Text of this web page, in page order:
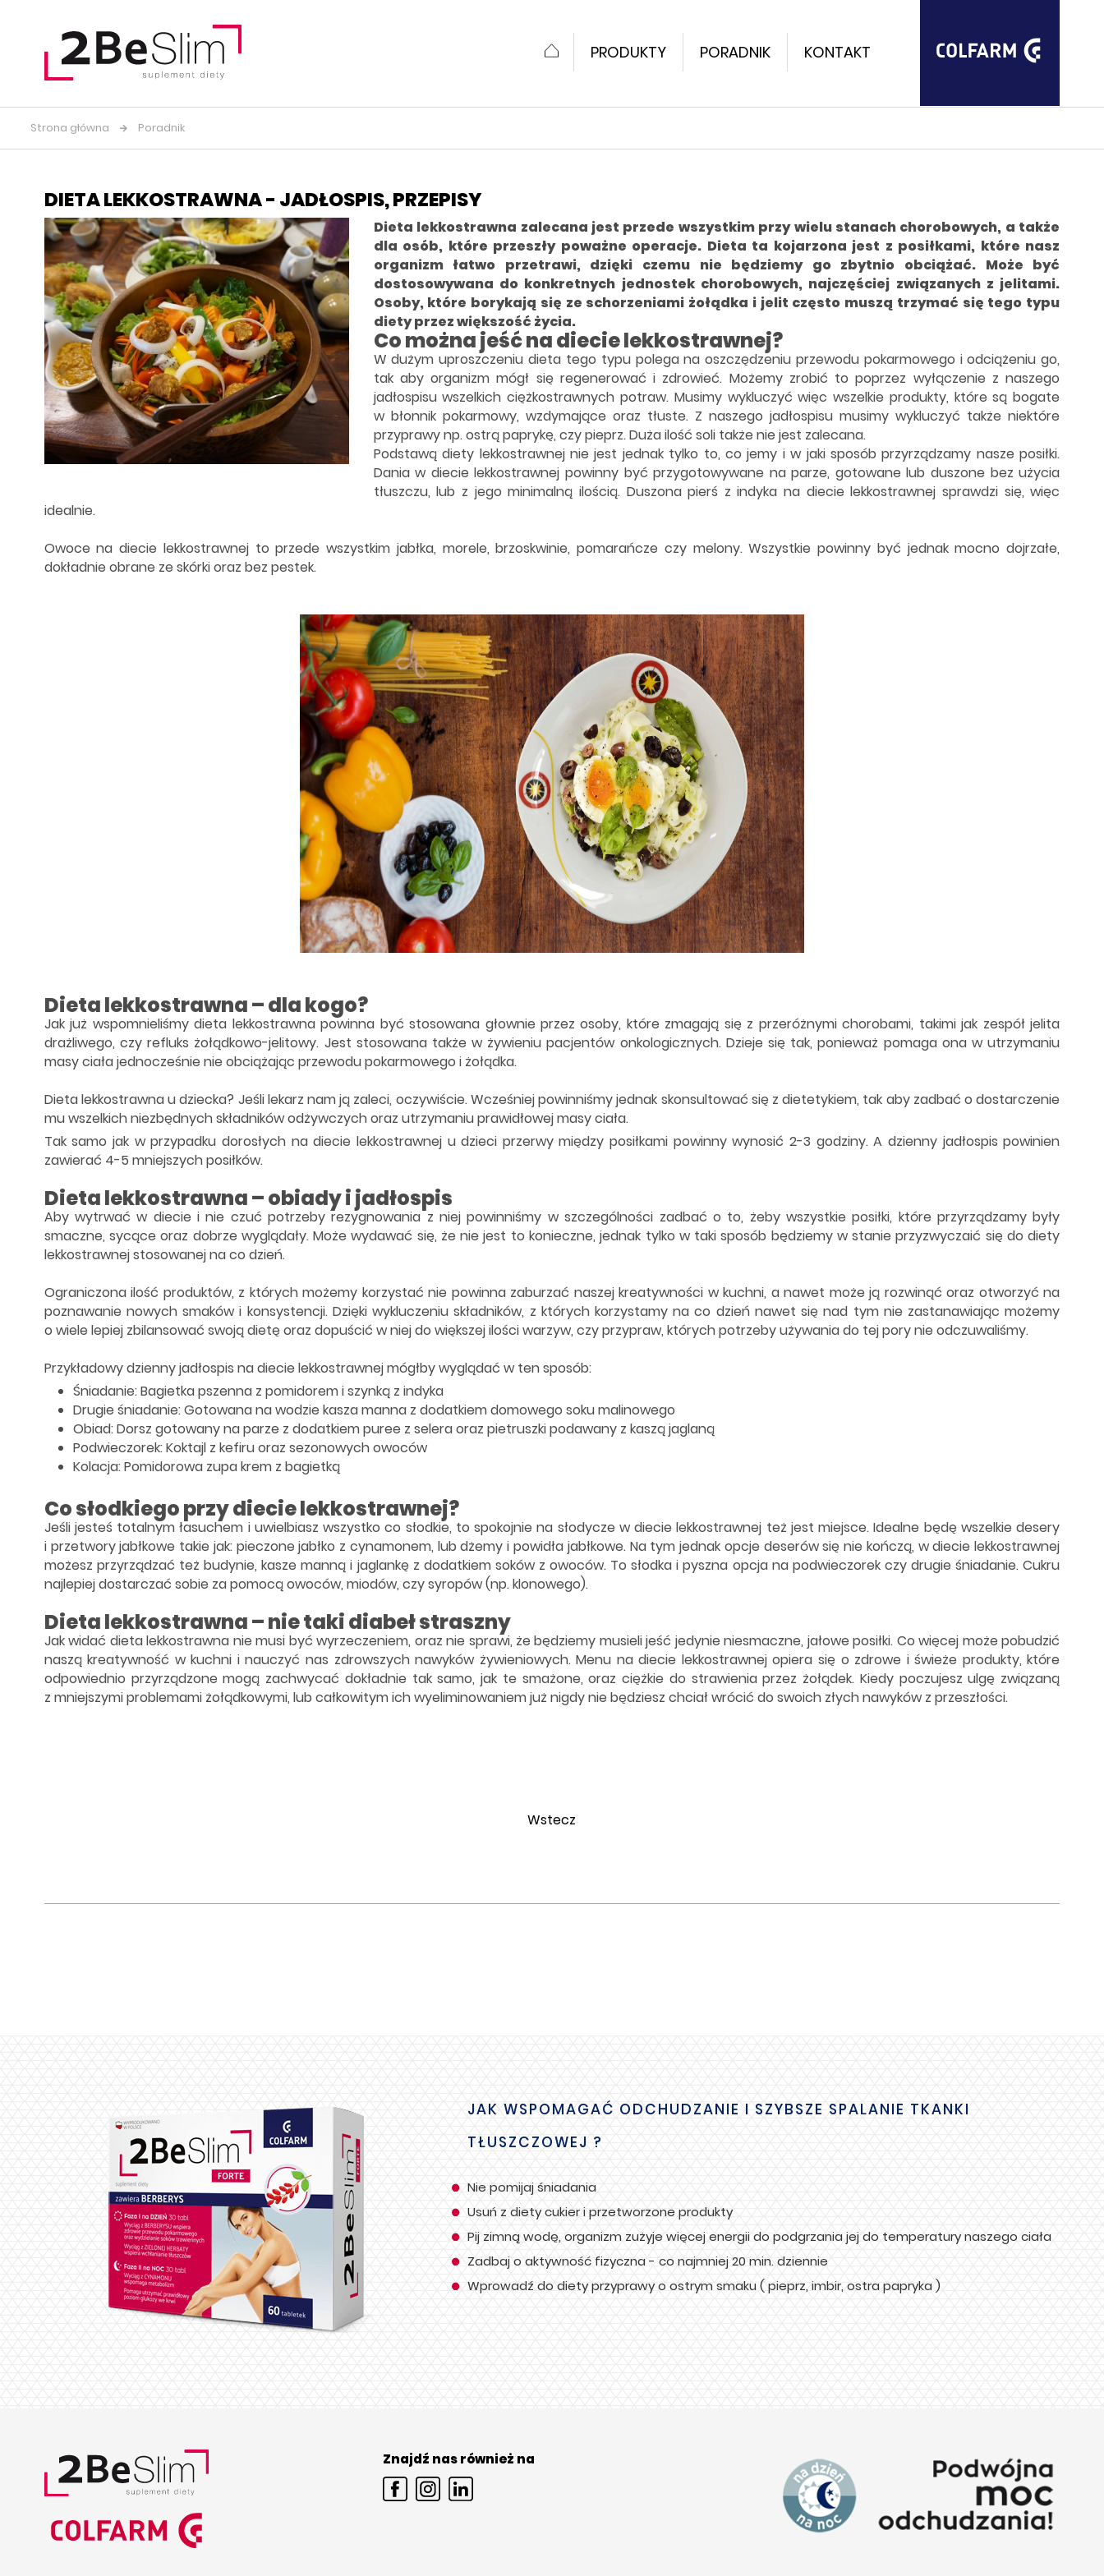
PRODUKTY PORADNIK KONTAKT
Strona główna Poradnik
DIETA LEKKOSTRAWNA - JADŁOSPIS, PRZEPISY
Dieta lekkostrawna zalecana jest przede wszystkim przy wielu stanach chorobowych, a także
dla osób, które przeszły poważne operacje. Dieta ta kojarzona jest z posiłkami, które nasz
organizm łatwo przetrawi, dzięki czemu nie będziemy go zbytnio obciążać. Może być
dostosowywana do konkretnych jednostek chorobowych, najczęściej związanych z jelitami.
Osoby, które borykają się ze schorzeniami żołądka i jelit często muszą trzymać się tego typu
diety przez większość życia.
Co można jeść na diecie lekkostrawnej?
W dużym uproszczeniu dieta tego typu polega na oszczędzeniu przewodu pokarmowego i odciążeniu go,
tak aby organizm mógł się regenerować i zdrowieć. Możemy zrobić to poprzez wyłączenie z naszego
jadłospisu wszelkich ciężkostrawnych potraw. Musimy wykluczyć więc wszelkie produkty, które są bogate
w błonnik pokarmowy, wzdymające oraz tłuste. Z naszego jadłospisu musimy wykluczyć także niektóre
przyprawy np. ostrą paprykę, czy pieprz. Duża ilość soli także nie jest zalecana.
Podstawą diety lekkostrawnej nie jest jednak tylko to, co jemy i w jaki sposób przyrządzamy nasze posiłki.
Dania w diecie lekkostrawnej powinny być przygotowywane na parze, gotowane lub duszone bez użycia
tłuszczu, lub z jego minimalną ilością. Duszona pierś z indyka na diecie lekkostrawnej sprawdzi się, więc
idealnie.
Owoce na diecie lekkostrawnej to przede wszystkim jabłka, morele, brzoskwinie, pomarańcze czy melony. Wszystkie powinny być jednak mocno dojrzałe,
dokładnie obrane ze skórki oraz bez pestek.
Dieta lekkostrawna – dla kogo?
Jak już wspomnieliśmy dieta lekkostrawna powinna być stosowana głownie przez osoby, które zmagają się z przeróżnymi chorobami, takimi jak zespół jelita
drażliwego, czy refluks żołądkowo-jelitowy. Jest stosowana także w żywieniu pacjentów onkologicznych. Dzieje się tak, ponieważ pomaga ona w utrzymaniu
masy ciała jednocześnie nie obciążając przewodu pokarmowego i żołądka.
Dieta lekkostrawna u dziecka? Jeśli lekarz nam ją zaleci, oczywiście. Wcześniej powinniśmy jednak skonsultować się z dietetykiem, tak aby zadbać o dostarczenie
mu wszelkich niezbędnych składników odżywczych oraz utrzymaniu prawidłowej masy ciała.
Tak samo jak w przypadku dorosłych na diecie lekkostrawnej u dzieci przerwy między posiłkami powinny wynosić 2-3 godziny. A dzienny jadłospis powinien
zawierać 4-5 mniejszych posiłków.
Dieta lekkostrawna – obiady i jadłospis
Aby wytrwać w diecie i nie czuć potrzeby rezygnowania z niej powinniśmy w szczególności zadbać o to, żeby wszystkie posiłki, które przyrządzamy były
smaczne, sycące oraz dobrze wyglądały. Może wydawać się, że nie jest to konieczne, jednak tylko w taki sposób będziemy w stanie przyzwyczaić się do diety
lekkostrawnej stosowanej na co dzień.
Ograniczona ilość produktów, z których możemy korzystać nie powinna zaburzać naszej kreatywności w kuchni, a nawet może ją rozwinąć oraz otworzyć na
poznawanie nowych smaków i konsystencji. Dzięki wykluczeniu składników, z których korzystamy na co dzień nawet się nad tym nie zastanawiając możemy
o wiele lepiej zbilansować swoją dietę oraz dopuścić w niej do większej ilości warzyw, czy przypraw, których potrzeby używania do tej pory nie odczuwaliśmy.
Przykładowy dzienny jadłospis na diecie lekkostrawnej mógłby wyglądać w ten sposób:
Śniadanie: Bagietka pszenna z pomidorem i szynką z indyka
Drugie śniadanie: Gotowana na wodzie kasza manna z dodatkiem domowego soku malinowego
Obiad: Dorsz gotowany na parze z dodatkiem puree z selera oraz pietruszki podawany z kaszą jaglaną
Podwieczorek: Koktajl z kefiru oraz sezonowych owoców
Kolacja: Pomidorowa zupa krem z bagietką
Co słodkiego przy diecie lekkostrawnej?
Jeśli jesteś totalnym łasuchem i uwielbiasz wszystko co słodkie, to spokojnie na słodycze w diecie lekkostrawnej też jest miejsce. Idealne będę wszelkie desery
i przetwory jabłkowe takie jak: pieczone jabłko z cynamonem, lub dżemy i powidła jabłkowe. Na tym jednak opcje deserów się nie kończą, w diecie lekkostrawnej
możesz przyrządzać też budynie, kasze manną i jaglankę z dodatkiem soków z owoców. To słodka i pyszna opcja na podwieczorek czy drugie śniadanie. Cukru
najlepiej dostarczać sobie za pomocą owoców, miodów, czy syropów (np. klonowego).
Dieta lekkostrawna – nie taki diabeł straszny
Jak widać dieta lekkostrawna nie musi być wyrzeczeniem, oraz nie sprawi, że będziemy musieli jeść jedynie niesmaczne, jałowe posiłki. Co więcej może pobudzić
naszą kreatywność w kuchni i nauczyć nas zdrowszych nawyków żywieniowych. Menu na diecie lekkostrawnej opiera się o zdrowe i świeże produkty, które
odpowiednio przyrządzone mogą zachwycać dokładnie tak samo, jak te smażone, oraz ciężkie do strawienia przez żołądek. Kiedy poczujesz ulgę związaną
z mniejszymi problemami żołądkowymi, lub całkowitym ich wyeliminowaniem już nigdy nie będziesz chciał wrócić do swoich złych nawyków z przeszłości.
Wstecz
JAK WSPOMAGAĆ ODCHUDZANIE I SZYBSZE SPALANIE TKANKI
TŁUSZCZOWEJ ?
Nie pomijaj śniadania
Usuń z diety cukier i przetworzone produkty
Pij zimną wodę, organizm zużyje więcej energii do podgrzania jej do temperatury naszego ciała
Zadbaj o aktywność fizyczna - co najmniej 20 min. dziennie
Wprowadź do diety przyprawy o ostrym smaku ( pieprz, imbir, ostra papryka )
Znajdź nas również na